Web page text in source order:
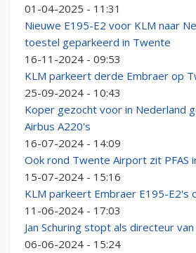
01-04-2025 - 11:31
Nieuwe E195-E2 voor KLM naar
toestel geparkeerd in Twente
16-11-2024 - 09:53
KLM parkeert derde Embraer op
25-09-2024 - 10:43
Koper gezocht voor in Nederland
Airbus A220's
16-07-2024 - 14:09
Ook rond Twente Airport zit PFAS
15-07-2024 - 15:16
KLM parkeert Embraer E195-E2's
11-06-2024 - 17:03
Jan Schuring stopt als directeur
06-06-2024 - 15:24